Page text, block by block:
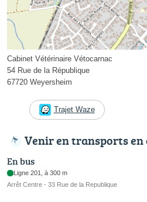
Cabinet Vétérinaire Vétocarnac
54 Rue de la République
67720 Weyersheim
Trajet Waze
Venir en transports en
En bus
Ligne 201, à 300 m
Arrêt Centre - 33 Rue de la Republique